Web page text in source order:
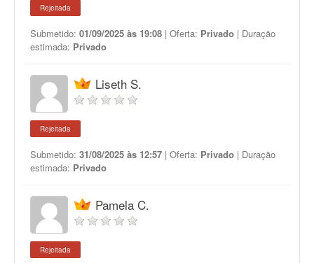
Rejeitada
Submetido: 01/09/2025 às 19:08 | Oferta: Privado | Duração
estimada: Privado
Liseth S.
Rejeitada
Submetido: 31/08/2025 às 12:57 | Oferta: Privado | Duração
estimada: Privado
Pamela C.
Rejeitada